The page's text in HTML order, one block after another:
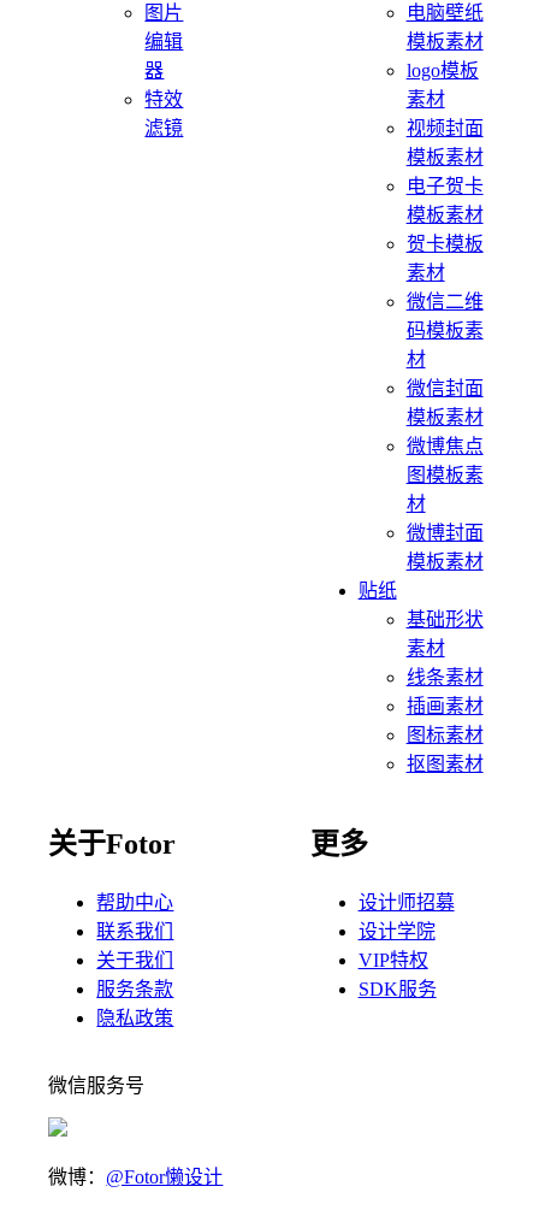
图片
编辑
器
特效
滤镜
电脑壁纸
模板素材
logo模板
素材
视频封面
模板素材
电子贺卡
模板素材
贺卡模板
素材
微信二维
码模板素
材
微信封面
模板素材
微博焦点
图模板素
材
微博封面
模板素材
贴纸
基础形状
素材
线条素材
插画素材
图标素材
抠图素材
关于Fotor
帮助中心
联系我们
关于我们
服务条款
隐私政策
更多
设计师招募
设计学院
VIP特权
SDK服务
微信服务号
微博： @Fotor懒设计